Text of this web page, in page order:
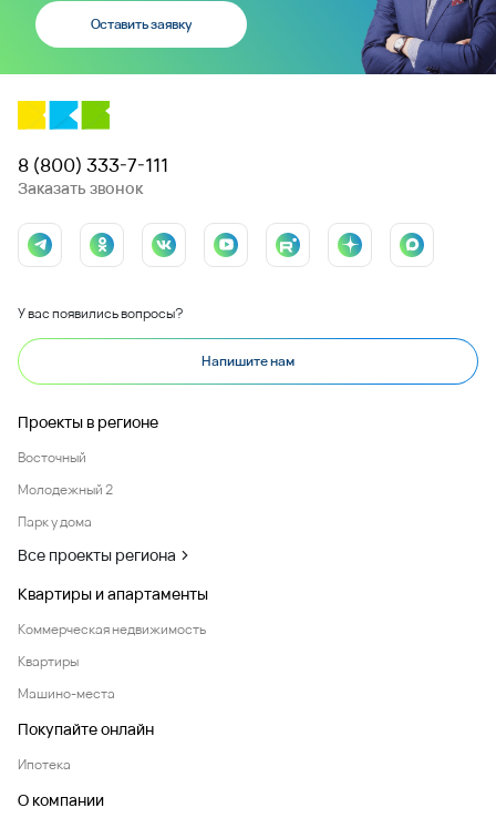
Оставить заявку
8 (800) 333-7-111
Заказать звонок
У вас появились вопросы?
Напишите нам
Проекты в регионе
Восточный
Молодежный 2
Парк у дома
Все проекты региона
Квартиры и апартаменты
Коммерческая недвижимость
Квартиры
Машино-места
Покупайте онлайн
Ипотека
О компании